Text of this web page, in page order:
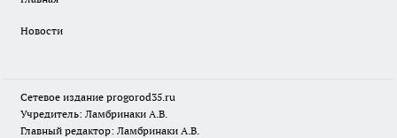
Новости
Сетевое издание progorod35.ru
Учредитель: Ламбринаки А.В.
Главный редактор: Ламбринаки А.В.